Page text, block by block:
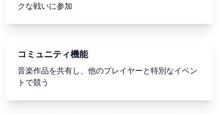
クな戦いに参加
コミュニティ機能
音楽作品を共有し、他のプレイヤーと特別なイベン
トで競う